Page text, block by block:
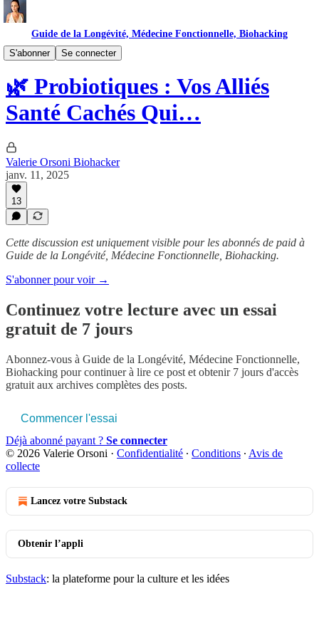
Guide de la Longévité, Médecine Fonctionnelle, Biohacking
S'abonner
Se connecter
Suppléments
🌿 Probiotiques : Vos Alliés
Santé Cachés Qui…
Valerie Orsoni Biohacker
janv. 11, 2025
13
Cette discussion est uniquement visible pour les abonnés de paid à
Guide de la Longévité, Médecine Fonctionnelle, Biohacking.
S'abonner pour voir →
Continuez votre lecture avec un essai
gratuit de 7 jours
Abonnez-vous à Guide de la Longévité, Médecine Fonctionnelle,
Biohacking pour continuer à lire ce post et obtenir 7 jours d'accès
gratuit aux archives complètes des posts.
Commencer l'essai
Déjà abonné payant ? Se connecter
© 2026 Valerie Orsoni · Confidentialité ∙ Conditions ∙ Avis de
collecte
Lancez votre Substack
Obtenir l’appli
Substack: la plateforme pour la culture et les idées